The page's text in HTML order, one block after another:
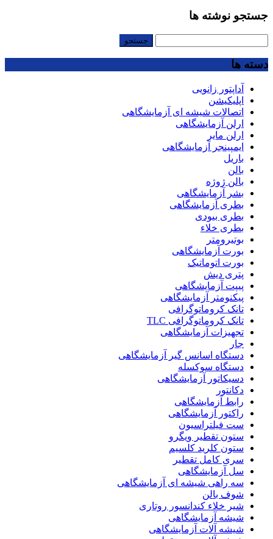
جستجو نوشته ها
دسته ها
آداپتور زانویی
اپلیکیشن
اتصالات شیشه ای آزمایشگاهی
ارلن آزمایشگاهی
ارلن مایر
ایمپینجر آزمایشگاهی
باریل
بالن
بالن ژوژه
بشر آزمایشگاهی
بطری آزمایشگاهی
بطری بیودی
بطری خلاء
بوتیرومتر
بورت آزمایشگاهی
بورت اتوماتیک
پتری دیش
پیپت آزمایشگاهی
پیکنومتر آزمایشگاهی
تانک کروماتوگرافی
تانک کروماتوگرافی TLC
تجهیزات آزمایشگاهی
جار
دستگاه اسانس گیر آزمایشگاهی
دستگاه سوکسله
دسیکاتور آزمایشگاهی
دکانتور
رابط آزمایشگاهی
راکتور آزمایشگاهی
ست فیلتراسیون
ستون تقطیر ویگرو
ستون کلرید کلسیم
سری کامل تقطیر
سل آزمایشگاهی
سه راهی شیشه ای آزمایشگاهی
شوف بالن
شیر خلاء کندانسور روتاری
شیشه آزمایشگاهی
شیشه آلات آزمایشگاهی